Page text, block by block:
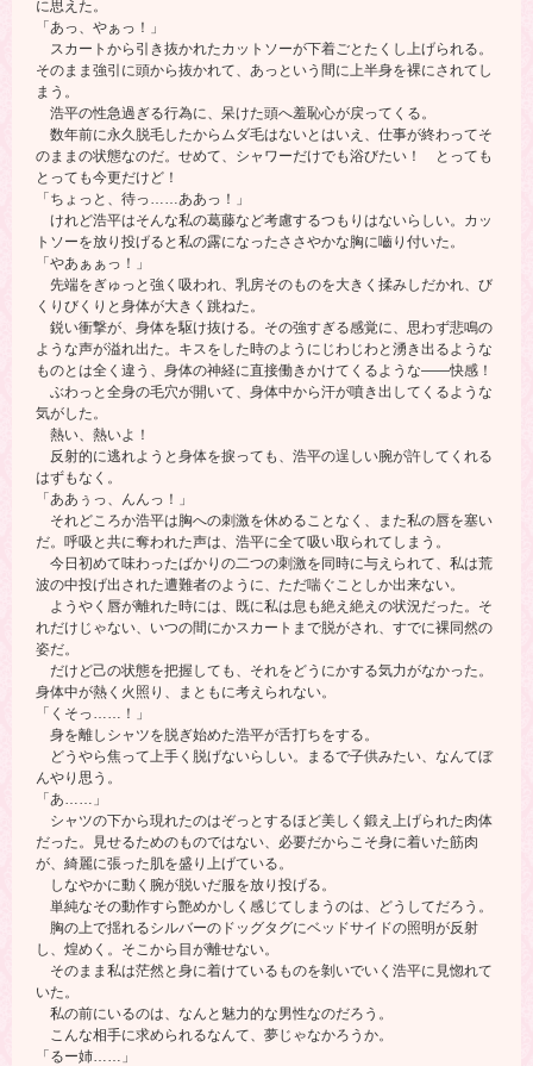
に思えた。
「あっ、やぁっ！」
スカートから引き抜かれたカットソーが下着ごとたくし上げられる。
そのまま強引に頭から抜かれて、あっという間に上半身を裸にされてし
まう。
浩平の性急過ぎる行為に、呆けた頭へ羞恥心が戻ってくる。
数年前に永久脱毛したからムダ毛はないとはいえ、仕事が終わってそ
のままの状態なのだ。せめて、シャワーだけでも浴びたい！ とっても
とっても今更だけど！
「ちょっと、待っ……ああっ！」
けれど浩平はそんな私の葛藤など考慮するつもりはないらしい。カッ
トソーを放り投げると私の露になったささやかな胸に嚙り付いた。
「やあぁぁっ！」
先端をぎゅっと強く吸われ、乳房そのものを大きく揉みしだかれ、び
くりびくりと身体が大きく跳ねた。
鋭い衝撃が、身体を駆け抜ける。その強すぎる感覚に、思わず悲鳴の
ような声が溢れ出た。キスをした時のようにじわじわと湧き出るような
ものとは全く違う、身体の神経に直接働きかけてくるような――快感！
ぶわっと全身の毛穴が開いて、身体中から汗が噴き出してくるような
気がした。
熱い、熱いよ！
反射的に逃れようと身体を捩っても、浩平の逞しい腕が許してくれる
はずもなく。
「ああぅっ、んんっ！」
それどころか浩平は胸への刺激を休めることなく、また私の唇を塞い
だ。呼吸と共に奪われた声は、浩平に全て吸い取られてしまう。
今日初めて味わったばかりの二つの刺激を同時に与えられて、私は荒
波の中投げ出された遭難者のように、ただ喘ぐことしか出来ない。
ようやく唇が離れた時には、既に私は息も絶え絶えの状況だった。そ
れだけじゃない、いつの間にかスカートまで脱がされ、すでに裸同然の
姿だ。
だけど己の状態を把握しても、それをどうにかする気力がなかった。
身体中が熱く火照り、まともに考えられない。
「くそっ……！」
身を離しシャツを脱ぎ始めた浩平が舌打ちをする。
どうやら焦って上手く脱げないらしい。まるで子供みたい、なんてぼ
んやり思う。
「あ……」
シャツの下から現れたのはぞっとするほど美しく鍛え上げられた肉体
だった。見せるためのものではない、必要だからこそ身に着いた筋肉
が、綺麗に張った肌を盛り上げている。
しなやかに動く腕が脱いだ服を放り投げる。
単純なその動作すら艶めかしく感じてしまうのは、どうしてだろう。
胸の上で揺れるシルバーのドッグタグにベッドサイドの照明が反射
し、煌めく。そこから目が離せない。
そのまま私は茫然と身に着けているものを剝いでいく浩平に見惚れて
いた。
私の前にいるのは、なんと魅力的な男性なのだろう。
こんな相手に求められるなんて、夢じゃなかろうか。
「るー姉……」